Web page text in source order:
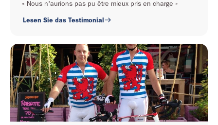
« Nous n'aurions pas pu être mieux pris en charge »
Lesen Sie das Testimonial